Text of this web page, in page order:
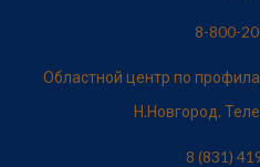
8-800-
Областной центр по
Н.Новгород.
8 (831)